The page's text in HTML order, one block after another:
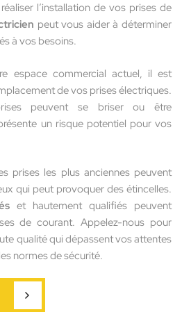
l’installation de vos prises de
peut vous aider à déterminer
à vos besoins.
espace commercial actuel, il est
de vos prises électriques.
peuvent se briser ou être
un risque potentiel pour vos
prises les plus anciennes peuvent
qui peut provoquer des étincelles.
et hautement qualifiés peuvent
de courant. Appelez-nous pour
qualité qui dépassent vos attentes
normes de sécurité.